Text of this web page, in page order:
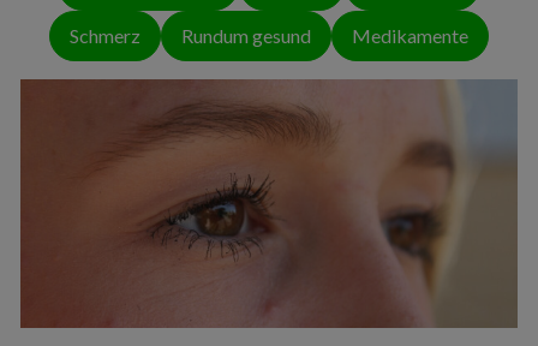
Schmerz Rundum gesund Medikamente